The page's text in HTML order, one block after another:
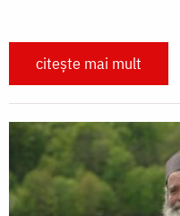
citește mai mult